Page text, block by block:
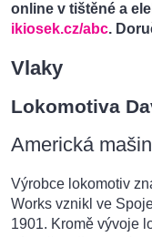
online v tištěné a
ikiosek.cz/abc.
Vlaky
Lokomotiva
Americká
Výrobce lokomotiv
Works vznikl ve
1901. Kromě vývoje